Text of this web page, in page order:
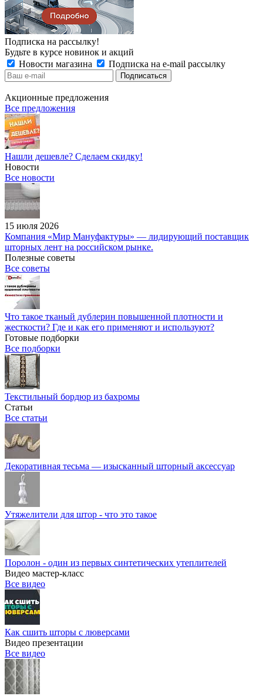
Подписка на рассылку!
Будьте в курсе новинок и акций
Новости магазина
Подписка на e-mail рассылку
Акционные предложения
Все предложения
Нашли дешевле? Сделаем скидку!
Новости
Все новости
15 июля 2026
Компания «Мир Мануфактуры» — лидирующий поставщик
шторных лент на российском рынке.
Полезные советы
Все советы
Что такое тканый дублерин повышенной плотности и
жесткости? Где и как его применяют и используют?
Готовые подборки
Все подборки
Текстильный бордюр из бахромы
Статьи
Все статьи
Декоративная тесьма — изысканный шторный аксессуар
Утяжелители для штор - что это такое
Поролон - один из первых синтетических утеплителей
Видео мастер-класс
Все видео
Как сшить шторы с люверсами
Видео презентации
Все видео